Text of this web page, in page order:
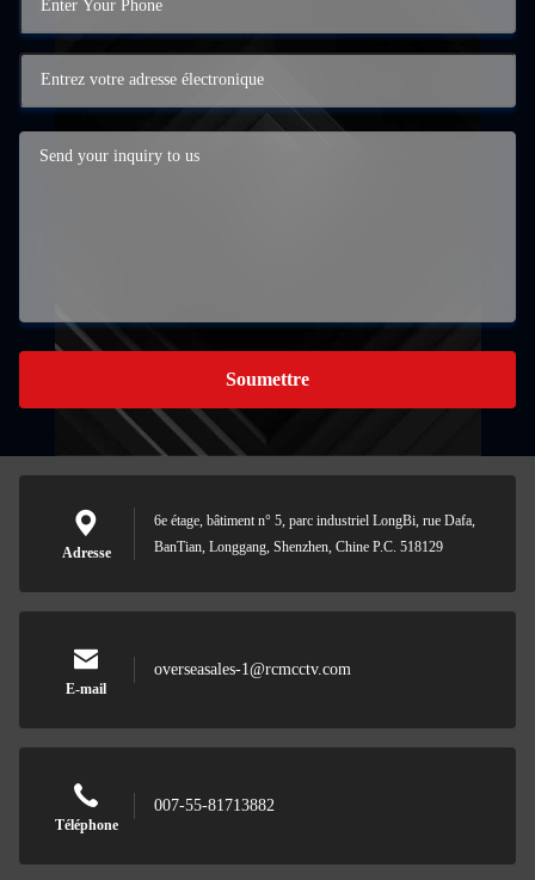
Soumettre
Adresse
6e étage, bâtiment n° 5, parc industriel LongBi, rue Dafa,
BanTian, Longgang, Shenzhen, Chine P.C. 518129
E-mail
overseasales-1@rcmcctv.com
Téléphone
007-55-81713882